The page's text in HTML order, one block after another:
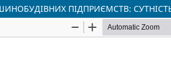
ПІДПРИЄМСТВ: